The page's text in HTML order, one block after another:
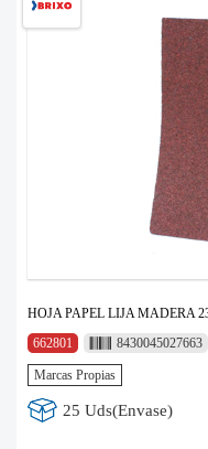
HOJA PAPEL LIJA MADERA
662801
8430045027663
Marcas Propias
25 Uds(Envase)